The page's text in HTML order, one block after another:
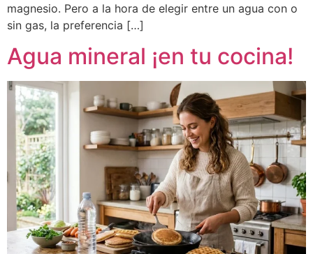
magnesio. Pero a la hora de elegir entre un agua con o
sin gas, la preferencia […]
Agua mineral ¡en tu cocina!